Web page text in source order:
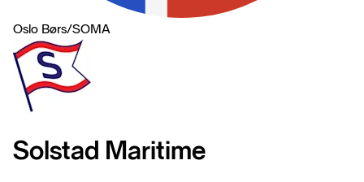
Oslo Børs/SOMA
Solstad Maritime